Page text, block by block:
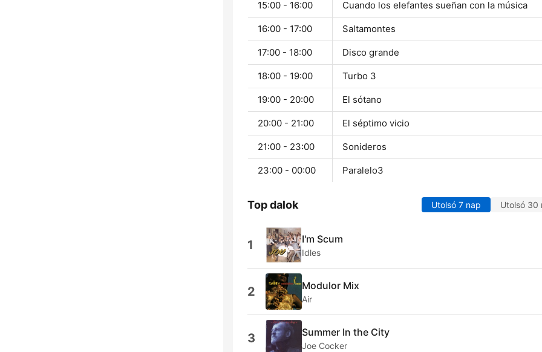
15:00 - 16:00 Cuando los elefantes sueñan con la música
16:00 - 17:00 Saltamontes
17:00 - 18:00 Disco grande
18:00 - 19:00 Turbo 3
19:00 - 20:00 El sótano
20:00 - 21:00 El séptimo vicio
21:00 - 23:00 Sonideros
23:00 - 00:00 Paralelo3
Top dalok Utolsó 7 nap Utolsó 30
1 I'm Scum
Idles
2 Modulor Mix
Air
3 Summer In the City
Joe Cocker